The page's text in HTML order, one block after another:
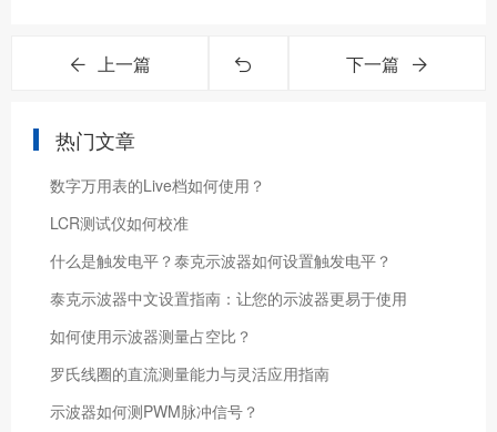
上一篇 下一篇
热门文章
数字万用表的Live档如何使用？
LCR测试仪如何校准
什么是触发电平？泰克示波器如何设置触发电平？
泰克示波器中文设置指南：让您的示波器更易于使用
如何使用示波器测量占空比？
罗氏线圈的直流测量能力与灵活应用指南
示波器如何测PWM脉冲信号？